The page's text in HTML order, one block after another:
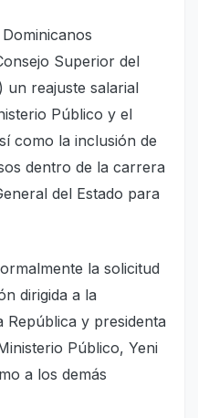
Superior del
un reajuste salarial
Público y el
como la inclusión de
dentro de la carrera
del Estado para
la solicitud
dirigida a la
y presidenta
Público, Yeni
a los demás